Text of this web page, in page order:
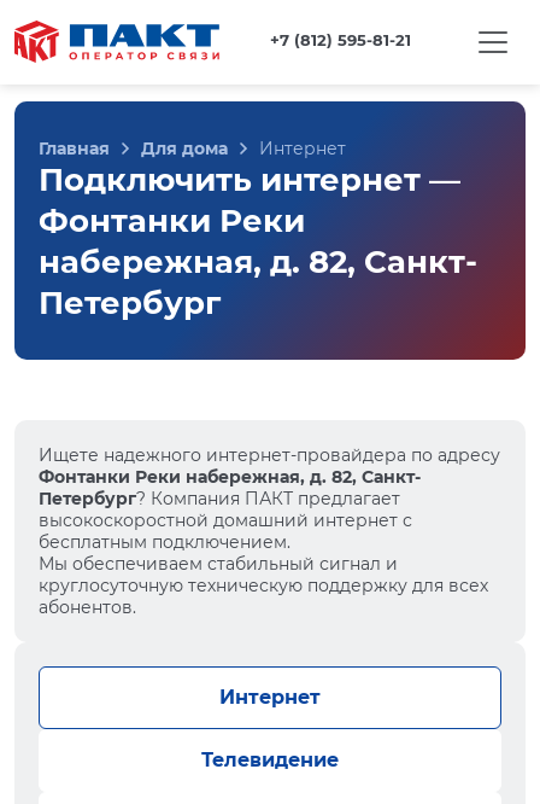
+7 (812) 595-81-21
Главная Для дома Интернет
Подключить интернет —
Фонтанки Реки
набережная, д. 82, Санкт-
Петербург
Ищете надежного интернет-провайдера по адресу
Фонтанки Реки набережная, д. 82, Санкт-
Петербург? Компания ПАКТ предлагает
высокоскоростной домашний интернет с
бесплатным подключением.
Мы обеспечиваем стабильный сигнал и
круглосуточную техническую поддержку для всех
абонентов.
Интернет
Телевидение